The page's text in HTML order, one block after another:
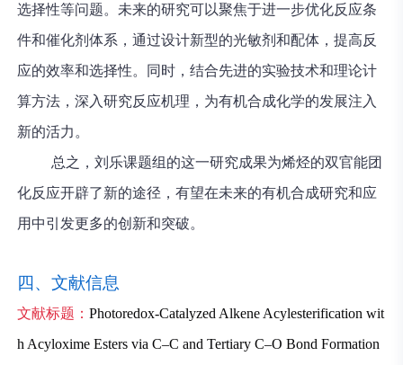
选择性等问题。未来的研究可以聚焦于进一步优化反应条
件和催化剂体系，通过设计新型的光敏剂和配体，提高反
应的效率和选择性。同时，结合先进的实验技术和理论计
算方法，深入研究反应机理，为有机合成化学的发展注入
新的活力。
总之，刘乐课题组的这一研究成果为烯烃的双官能团
化反应开辟了新的途径，有望在未来的有机合成研究和应
用中引发更多的创新和突破。
四、文献信息
文献标题：Photoredox-Catalyzed Alkene Acylesterification wit
h Acyloxime Esters via C–C and Tertiary C–O Bond Formation